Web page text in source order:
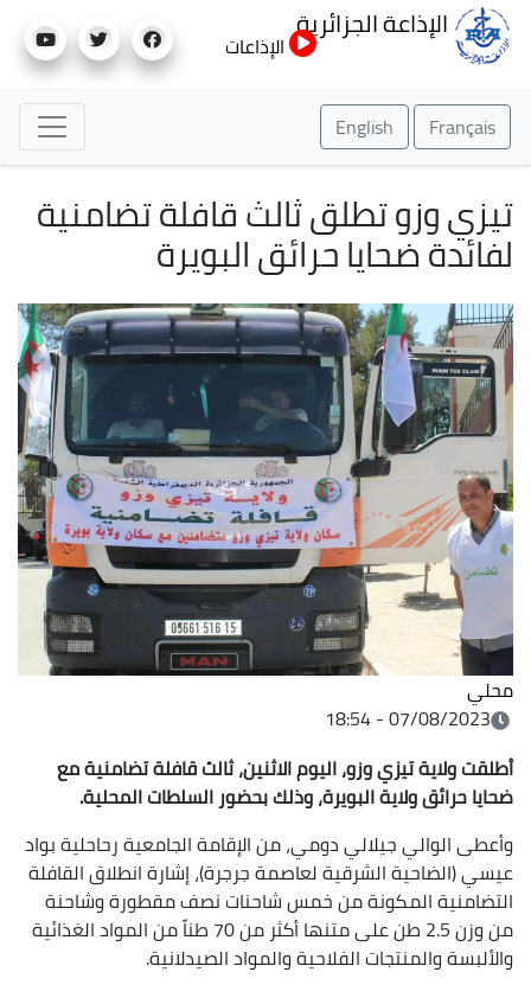
إلى
الإذاعة الجزائرية
الإذاعات
Français
English
تيزي وزو تطلق ثالث قافلة تضامنية
لفائدة ضحايا حرائق البويرة
محلي
07/08/2023 - 18:54
أطلقت ولاية تيزي وزو، اليوم الاثنين، ثالث قافلة تضامنية مع
ضحايا حرائق ولاية البويرة، وذلك بحضور السلطات المحلية.
وأعطى الوالي جيلالي دومي، من الإقامة الجامعية رحاحلية بواد
عيسي (الضاحية الشرقية لعاصمة جرجرة)، إشارة انطلاق القافلة
التضامنية المكونة من خمس شاحنات نصف مقطورة وشاحنة
من وزن 2.5 طن على متنها أكثر من 70 طناً من المواد الغذائية
والألبسة والمنتجات الفلاحية والمواد الصيدلانية.